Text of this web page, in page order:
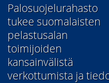
​Palosuojelurahasto
tukee suomalaisten
pelastusalan
toimijoiden
kansainvälistä
verkottumista ja